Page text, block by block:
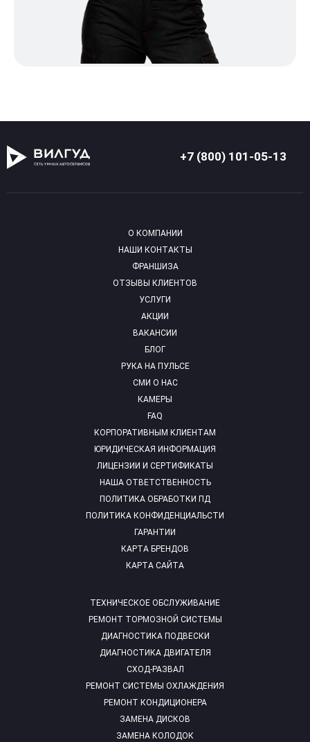
+7 (800) 101-05-13
О КОМПАНИИ
НАШИ КОНТАКТЫ
ФРАНШИЗА
ОТЗЫВЫ КЛИЕНТОВ
УСЛУГИ
АКЦИИ
ВАКАНСИИ
БЛОГ
РУКА НА ПУЛЬСЕ
СМИ О НАС
КАМЕРЫ
FAQ
ТЕХНИЧЕСКОЕ ОБСЛУЖИВАНИЕ
РЕМОНТ ТОРМОЗНОЙ СИСТЕМЫ
ДИАГНОСТИКА ПОДВЕСКИ
ДИАГНОСТИКА ДВИГАТЕЛЯ
СХОД-РАЗВАЛ
РЕМОНТ СИСТЕМЫ ОХЛАЖДЕНИЯ
РЕМОНТ КОНДИЦИОНЕРА
ЗАМЕНА ДИСКОВ
ЗАМЕНА КОЛОДОК
КОРПОРАТИВНЫМ КЛИЕНТАМ
ЮРИДИЧЕСКАЯ ИНФОРМАЦИЯ
ЛИЦЕНЗИИ И СЕРТИФИКАТЫ
НАША ОТВЕТСТВЕННОСТЬ
ПОЛИТИКА ОБРАБОТКИ ПД
ПОЛИТИКА КОНФИДЕНЦИАЛЬСТИ
ГАРАНТИИ
КАРТА БРЕНДОВ
КАРТА САЙТА